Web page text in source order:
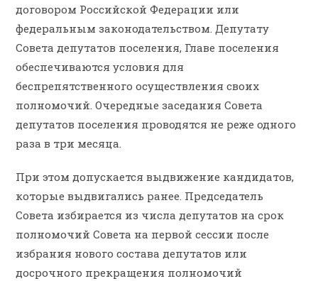
договором Российской Федерации или
федеральным законодательством. Депутату
Совета депутатов поселения, Главе поселения
обеспечиваются условия для
беспрепятственного осуществления своих
полномочий. Очередные заседания Совета
депутатов поселения проводятся не реже одного
раза в три месяца.
При этом допускается выдвижение кандидатов,
которые выдвигались ранее. Председатель
Совета избирается из числа депутатов на срок
полномочий Совета на первой сессии после
избрания нового состава депутатов или
досрочного прекращения полномочий